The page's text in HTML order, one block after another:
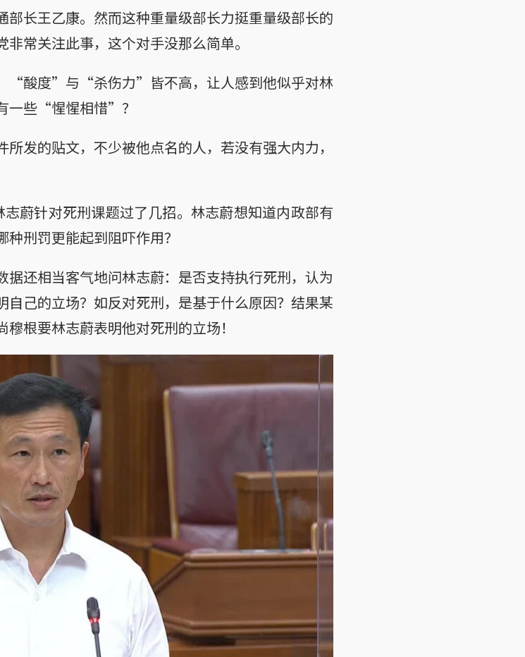
部长王乙康。然而这种重量级部长力挺重量级部长的
常关注此事，这个对手没那么简单。
“酸度”与“杀伤力”皆不高，让人感到他似乎对林
一些“惺惺相惜”？
发的贴文，不少被他点名的人，若没有强大内力，
蔚针对死刑课题过了几招。林志蔚想知道内政部有
刑罚更能起到阻吓作用？
据还相当客气地问林志蔚：是否支持执行死刑，认为
己的立场？如反对死刑，是基于什么原因？结果某
根要林志蔚表明他对死刑的立场！